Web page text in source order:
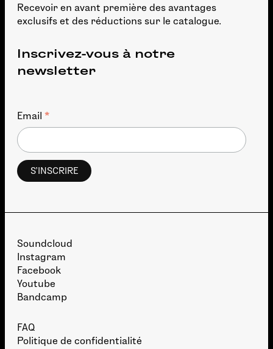
Recevoir en avant première des avantages
exclusifs et des réductions sur le catalogue.
Inscrivez-vous à notre
newsletter
Email *
Soundcloud
Instagram
Facebook
Youtube
Bandcamp
FAQ
Politique de confidentialité